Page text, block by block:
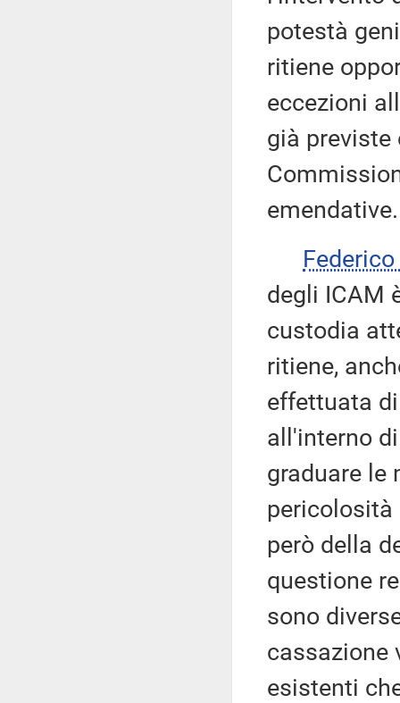
potestà
ritiene
eccezioni
già previste
emendative.
Federico
degli ICAM
custodia
ritiene,
effettuata
all'interno
graduare le
pericolosità
però della
questione
sono
cassazione
esistenti